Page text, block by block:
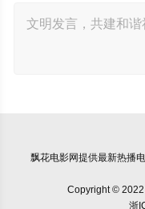
飘花电影网提供最新热播
Copyright ©
浙